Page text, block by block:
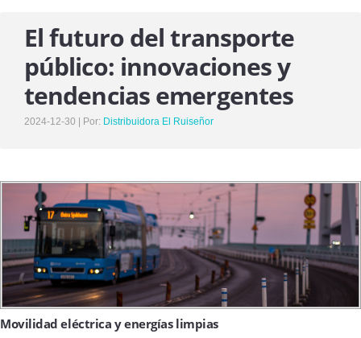
DESTINO ENCOMIENDAS
ASISTENCIA EN RUTA
NUESTROS VIAJES
NOSOTROS
HISTORIA , MISIÓN Y VISIÓN
NUESTRO EQUIPO DE TRABAJO
CONTACTO
El futuro del transporte
público: innovaciones y
tendencias emergentes
2024-12-30 | Por: Distribuidora El Ruiseñor
Movilidad eléctrica y energías limpias